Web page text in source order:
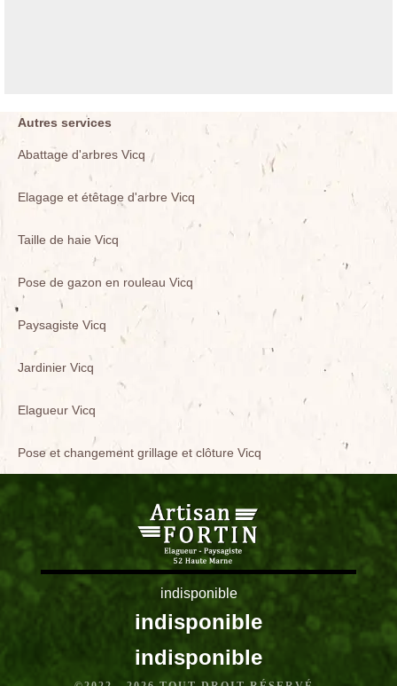
Autres services
Abattage d'arbres Vicq
Elagage et étêtage d'arbre Vicq
Taille de haie Vicq
Pose de gazon en rouleau Vicq
Paysagiste Vicq
Jardinier Vicq
Elagueur Vicq
Pose et changement grillage et clôture Vicq
indisponible
indisponible
indisponible